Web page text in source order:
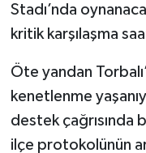
Stadı’nda
kritik karşılaşma
Öte yandan
kenetlenme
destek çağrısında
ilçe protokolünün